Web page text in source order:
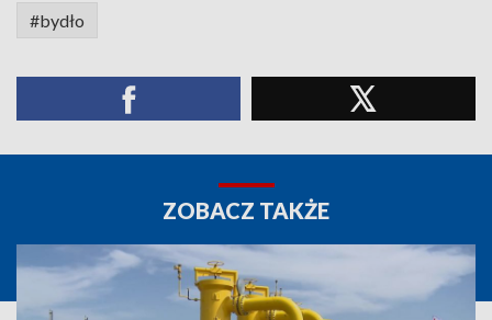
#bydło
ZOBACZ TAKŻE